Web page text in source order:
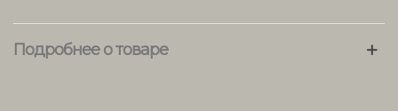
Подробнее о товаре